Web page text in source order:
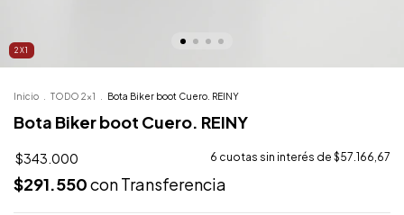
2X1
Inicio TODO 2x1 Bota Biker boot Cuero. REINY
Bota Biker boot Cuero. REINY
$343.000 6 cuotas sin interés de $57.166,67
$291.550conTransferencia